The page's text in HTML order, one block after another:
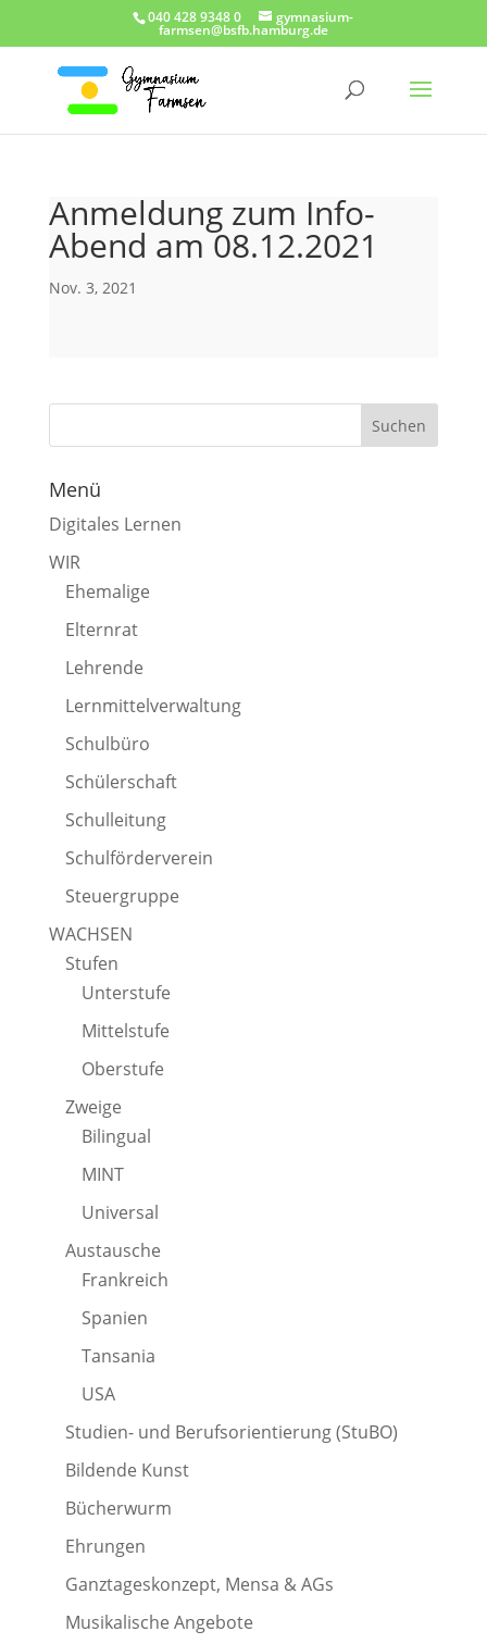
040 428 9348 0 gymnasium-
farmsen@bsfb.hamburg.de
Anmeldung zum Info-
Abend am 08.12.2021
Nov. 3, 2021
Menü
Digitales Lernen
WIR
Ehemalige
Elternrat
Lehrende
Lernmittelverwaltung
Schulbüro
Schülerschaft
Schulleitung
Schulförderverein
Steuergruppe
WACHSEN
Stufen
Unterstufe
Mittelstufe
Oberstufe
Zweige
Bilingual
MINT
Universal
Austausche
Frankreich
Spanien
Tansania
USA
Studien- und Berufsorientierung (StuBO)
Bildende Kunst
Bücherwurm
Ehrungen
Ganztageskonzept, Mensa & AGs
Musikalische Angebote